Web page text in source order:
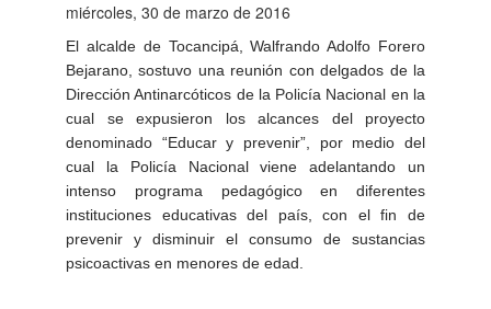
miércoles, 30 de marzo de 2016
El alcalde de Tocancipá, Walfrando Adolfo Forero
Bejarano, sostuvo una reunión con delgados de la
Dirección Antinarcóticos de la Policía Nacional en la
cual se expusieron los alcances del proyecto
denominado “Educar y prevenir”, por medio del
cual la Policía Nacional viene adelantando un
intenso programa pedagógico en diferentes
instituciones educativas del país, con el fin de
prevenir y disminuir el consumo de sustancias
psicoactivas en menores de edad.